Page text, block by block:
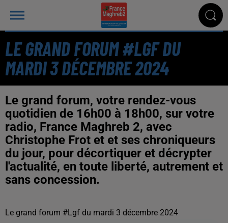
LE GRAND FORUM #LGF DU
MARDI 3 DÉCEMBRE 2024
Le grand forum, votre rendez-vous
quotidien de 16h00 à 18h00, sur votre
radio, France Maghreb 2, avec
Christophe Frot et et ses chroniqueurs
du jour, pour décortiquer et décrypter
l'actualité, en toute liberté, autrement et
sans concession.
Le grand forum #Lgf du mardi 3 décembre 2024